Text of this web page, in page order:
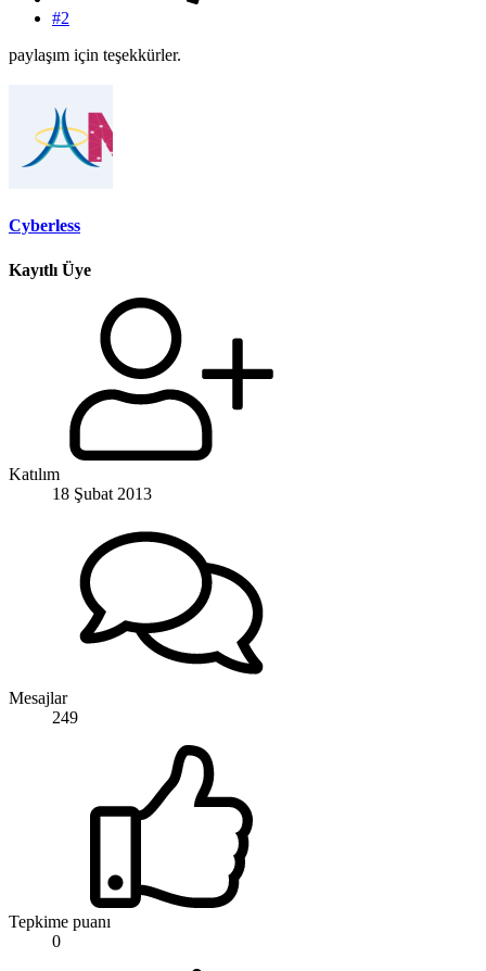
#2
paylaşım için teşekkürler.
Cyberless
Kayıtlı Üye
Katılım
18 Şubat 2013
Mesajlar
249
Tepkime puanı
0